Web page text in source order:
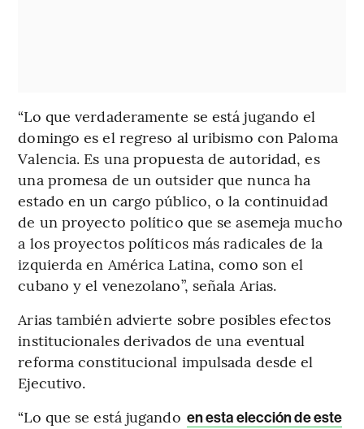
“Lo que verdaderamente se está jugando el
domingo es el regreso al uribismo con Paloma
Valencia. Es una propuesta de autoridad, es
una promesa de un outsider que nunca ha
estado en un cargo público, o la continuidad
de un proyecto político que se asemeja mucho
a los proyectos políticos más radicales de la
izquierda en América Latina, como son el
cubano y el venezolano”, señala Arias.
Arias también advierte sobre posibles efectos
institucionales derivados de una eventual
reforma constitucional impulsada desde el
Ejecutivo.
“Lo que se está jugando en esta elección de este